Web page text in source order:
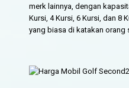
merk lainnya, dengan
Kursi, 4 Kursi, 6 Kursi, dan 8
yang biasa di katakan